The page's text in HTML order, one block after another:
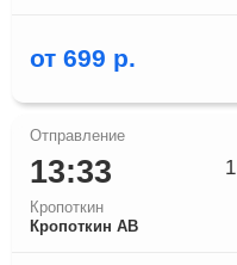
от 699 р.
13:33
Кропоткин
Кропоткин АВ
1